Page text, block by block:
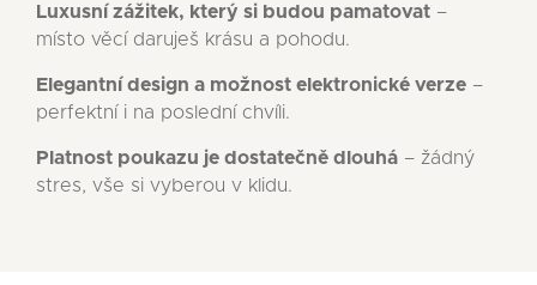
Luxusní zážitek, který si budou pamatovat –
místo věcí daruješ krásu a pohodu.
Elegantní design a možnost elektronické verze –
perfektní i na poslední chvíli.
Platnost poukazu je dostatečně dlouhá – žádný
stres, vše si vyberou v klidu.